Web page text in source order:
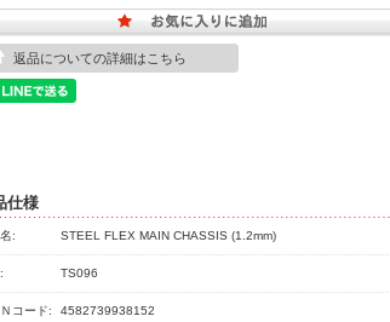
返品についての詳細はこちら
仕様
: STEEL FLEX MAIN CHASSIS (1.2mm)
TS096
Ｎコード: 4582739938152